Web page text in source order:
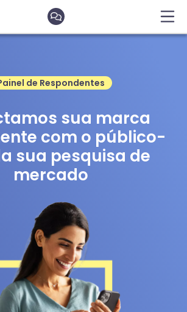
de Respondentes
sua marca
com o público-
sua pesquisa de
mercado